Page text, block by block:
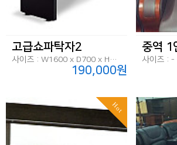
고급쇼파탁자2
사이즈 : W1600 x D700 x H450
190,000원
중역 1
사이즈 : -
Hot